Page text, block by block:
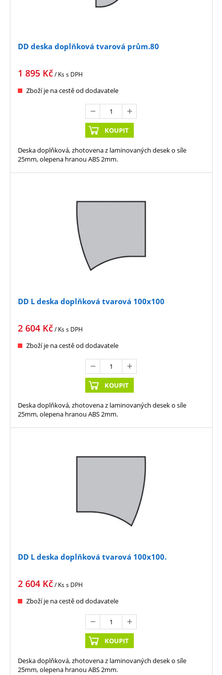
DD deska doplňková tvarová prům.80
1 895 Kč/ Kss DPH
Zboží je na cestě od dodavatele
KOUPIT
Deska doplňková, zhotovena z laminovaných desek o síle
25mm, olepena hranou ABS 2mm.
DD L deska doplňková tvarová 100x100
2 604 Kč/ Kss DPH
Zboží je na cestě od dodavatele
KOUPIT
Deska doplňková, zhotovena z laminovaných desek o síle
25mm, olepena hranou ABS 2mm.
DD L deska doplňková tvarová 100x100.
2 604 Kč/ Kss DPH
Zboží je na cestě od dodavatele
KOUPIT
Deska doplňková, zhotovena z laminovaných desek o síle
25mm, olepena hranou ABS 2mm.